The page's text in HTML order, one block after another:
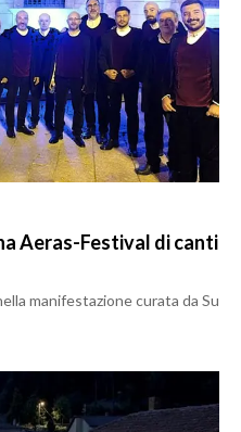
Aeras-Festival di canti
manifestazione curata da Su